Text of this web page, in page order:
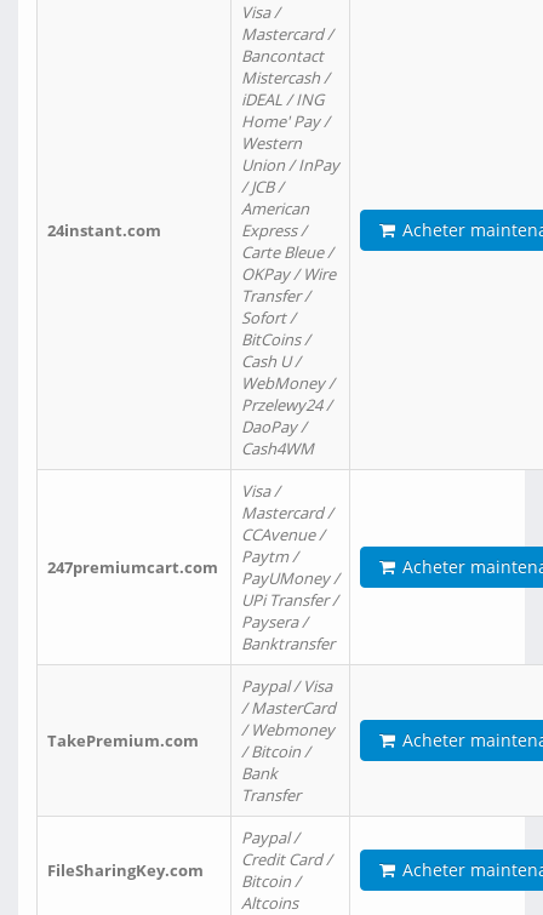
24instant.com
Visa /
Mastercard /
Bancontact
Mistercash /
iDEAL / ING
Home' Pay /
Western
Union / InPay
/ JCB /
American
Express /
Carte Bleue /
OKPay / Wire
Transfer /
Sofort /
BitCoins /
Cash U /
WebMoney /
Przelewy24 /
DaoPay /
Cash4WM
Acheter
247premiumcart.com
Visa /
Mastercard /
CCAvenue /
Paytm /
PayUMoney /
UPi Transfer /
Paysera /
Banktransfer
Acheter
TakePremium.com
Paypal / Visa
/ MasterCard
/ Webmoney
/ Bitcoin /
Bank
Transfer
Acheter
FileSharingKey.com
Paypal /
Credit Card /
Bitcoin /
Altcoins
Acheter